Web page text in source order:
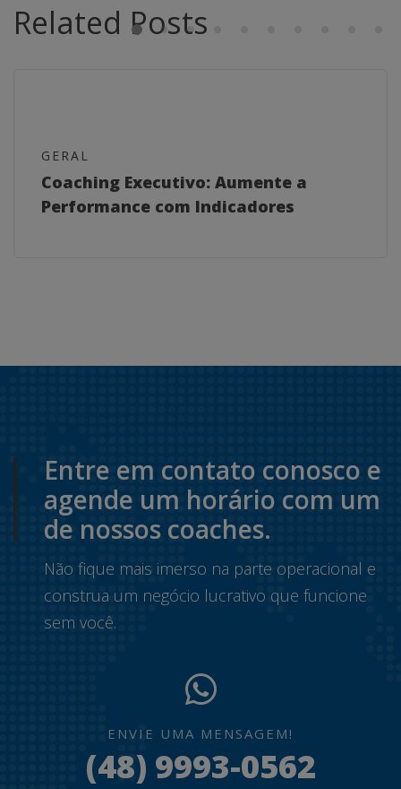
Related Posts
GERAL
Coaching Executivo: Aumente a
Performance com Indicadores
Entre em contato conosco e
agende um horário com um
de nossos coaches.
Não fique mais imerso na parte operacional e
construa um negócio lucrativo que funcione
sem você.
ENVIE UMA MENSAGEM!
(48) 9993-0562